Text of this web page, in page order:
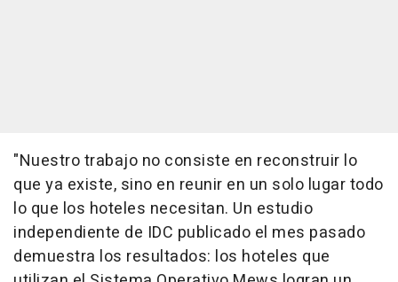
"Nuestro trabajo no consiste en reconstruir lo
que ya existe, sino en reunir en un solo lugar todo
lo que los hoteles necesitan. Un estudio
independiente de IDC publicado el mes pasado
demuestra los resultados: los hoteles que